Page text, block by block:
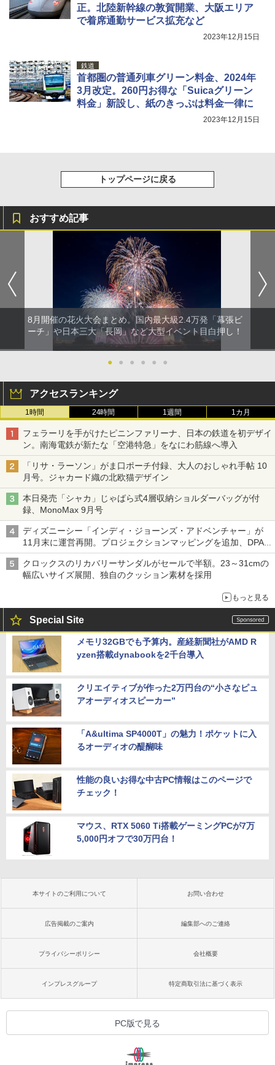
正。北陸新幹線の敦賀開業、大阪エリア
で着席通勤サービス拡充など
2023年12月15日
鉄道
首都圏の普通列車グリーン料金、2024年
3月改定。260円お得な「Suicaグリーン
料金」新設し、紙のきっぷは料金一律に
2023年12月15日
トップページに戻る
おすすめ記事
8月開催の花火大会まとめ。国内最大級2.4万発「幕張ビ
ーチ」や日本三大「長岡」など大型イベント目白押し！
● ● ● ● ● ●
アクセスランキング
1時間 24時間 1週間 1カ月
フェラーリを手がけたピニンファリーナ、日本の鉄道を初デザイ
ン。南海電鉄が新たな「空港特急」をなにわ筋線へ導入
「リサ・ラーソン」がま口ポーチ付録、大人のおしゃれ手帖 10
月号。ジャカード織の北欧猫デザイン
本日発売「シャカ」じゃばら式4層収納ショルダーバッグが付
録、MonoMax 9月号
ディズニーシー「インディ・ジョーンズ・アドベンチャー」が
11月末に運営再開。プロジェクションマッピングを追加、DPA
は1500円
クロックスのリカバリーサンダルがセールで半額。23～31cmの
幅広いサイズ展開、独自のクッション素材を採用
もっと見る
Special Site
メモリ32GBでも予算内。産経新聞社がAMD R
yzen搭載dynabookを2千台導入
クリエイティブが作った2万円台の“小さなピュ
アオーディオスピーカー”
「A&ultima SP4000T」の魅力！ポケットに入
るオーディオの醍醐味
性能の良いお得な中古PC情報はこのページで
チェック！
マウス、RTX 5060 Ti搭載ゲーミングPCが7万
5,000円オフで30万円台！
本サイトのご利用について お問い合わせ
広告掲載のご案内 編集部へのご連絡
プライバシーポリシー 会社概要
インプレスグループ 特定商取引法に基づく表示
PC版で見る